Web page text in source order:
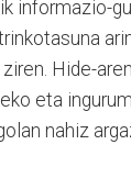
informazio-
Hide-
eta
nahiz